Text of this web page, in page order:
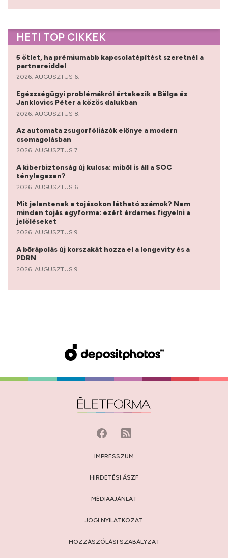
HETI TOP CIKKEK
5 ötlet, ha prémiumabb kapcsolatépítést szeretnél a
partnereiddel
2026. AUGUSZTUS 6.
Egészségügyi problémákról értekezik a Bëlga és
Janklovics Péter a közös dalukban
2026. AUGUSZTUS 8.
Az automata zsugorfóliázók előnye a modern
csomagolásban
2026. AUGUSZTUS 7.
A kiberbiztonság új kulcsa: miből is áll a SOC
ténylegesen?
2026. AUGUSZTUS 6.
Mit jelentenek a tojásokon látható számok? Nem
minden tojás egyforma: ezért érdemes figyelni a
jelöléseket
2026. AUGUSZTUS 9.
A bőrápolás új korszakát hozza el a longevity és a
PDRN
2026. AUGUSZTUS 9.
IMPRESSZUM
HIRDETÉSI ÁSZF
MÉDIAAJÁNLAT
JOGI NYILATKOZAT
HOZZÁSZÓLÁSI SZABÁLYZAT